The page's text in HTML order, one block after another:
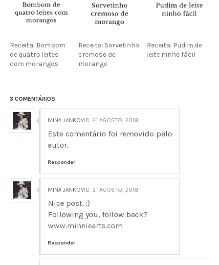
Receita: Bombom
de quatro leites
com morangos
Receita: Sorvetinho
cremoso de
morango
Receita: Pudim de
leite ninho fácil
3 COMENTÁRIOS
MINA JANKOVIC 21 AGOSTO, 2018
Este comentário foi removido pelo
autor.
Responder
MINA JANKOVIC 21 AGOSTO, 2018
Nice post. :)
Following you, follow back?
www.minniearts.com
Responder